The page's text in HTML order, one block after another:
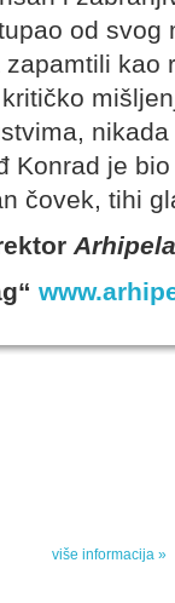
od svog
kao
Konrad je
čovek, tihi
više informacija »